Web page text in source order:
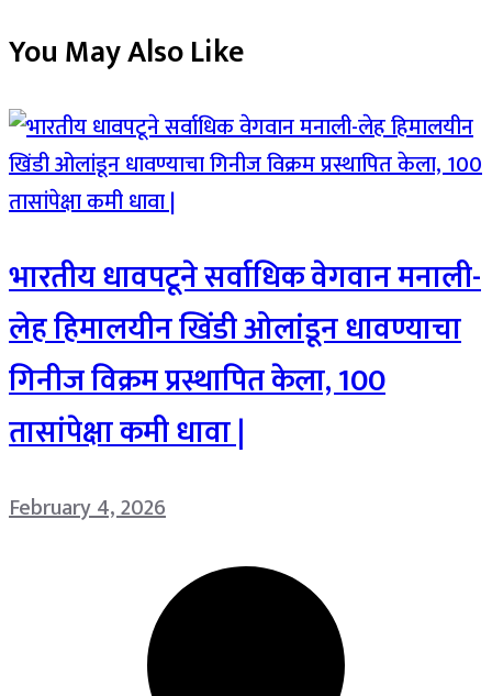
You May Also Like
भारतीय धावपटूने सर्वाधिक वेगवान मनाली-
लेह हिमालयीन खिंडी ओलांडून धावण्याचा
गिनीज विक्रम प्रस्थापित केला, 100
तासांपेक्षा कमी धावा |
February 4, 2026